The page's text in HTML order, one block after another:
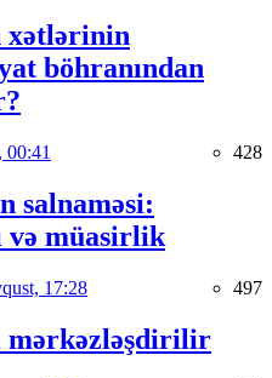
xətlərinin
böhranından
00:41 428
salnaməsi:
və müasirlik
17:28 497